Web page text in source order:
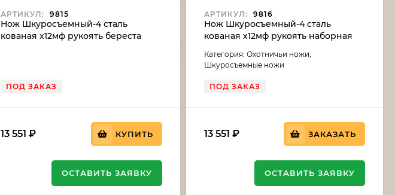
АРТИКУЛ: 9815
Нож Шкуросъемный-4 сталь
кованая х12мф рукоять береста
ПОД ЗАКАЗ
13 551₽ КУПИТЬ
ОСТАВИТЬ ЗАЯВКУ
АРТИКУЛ: 9816
Нож Шкуросъемный-4 сталь
кованая х12мф рукоять наборная
Категория: Охотничьи ножи,
Шкуросъемные ножи
ПОД ЗАКАЗ
13 551 ₽ ЗАКАЗАТЬ
ОСТАВИТЬ ЗАЯВКУ